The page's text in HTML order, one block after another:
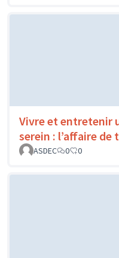
Vivre et entretenir
serein : l’affaire de
ASDEC
0 0